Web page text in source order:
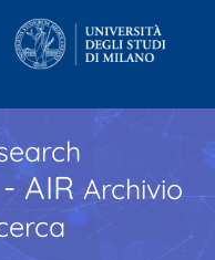
- AIR Archivio